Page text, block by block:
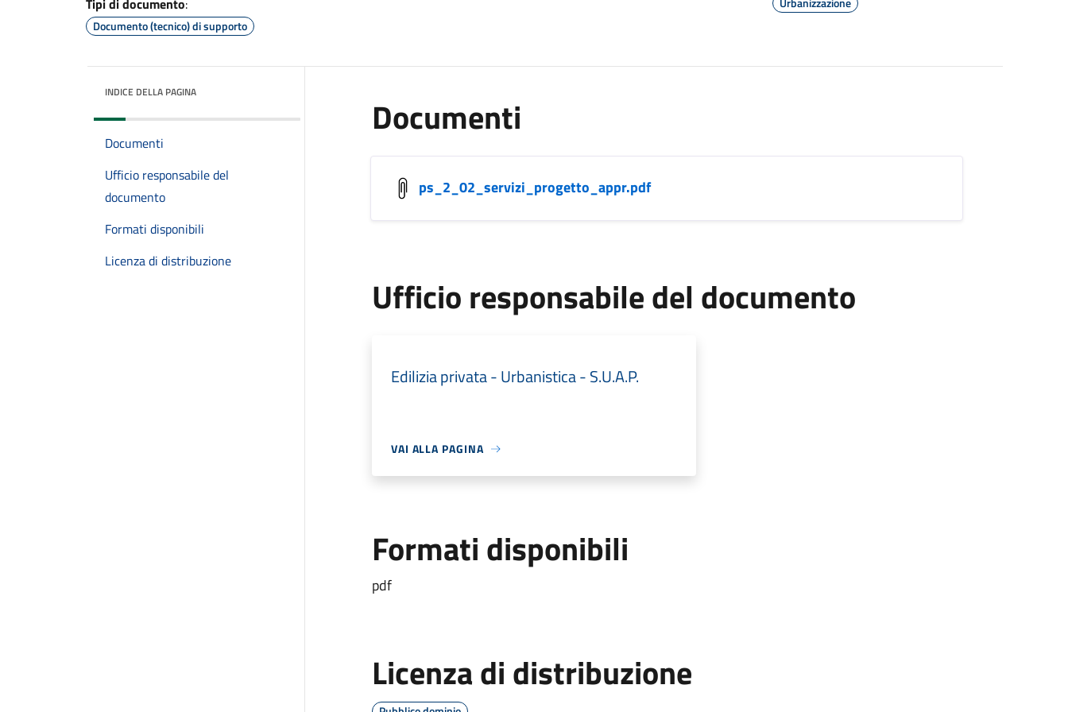
Tipi di documento:
Documento (tecnico) di supporto
INDICE DELLA PAGINA
Documenti
Ufficio responsabile del
documento
Formati disponibili
Licenza di distribuzione
Documenti
ps_2_02_servizi_progetto_appr.pdf
Ufficio responsabile del documento
Edilizia privata - Urbanistica - S.U.A.P.
VAI ALLA PAGINA
Formati disponibili
pdf
Licenza di distribuzione